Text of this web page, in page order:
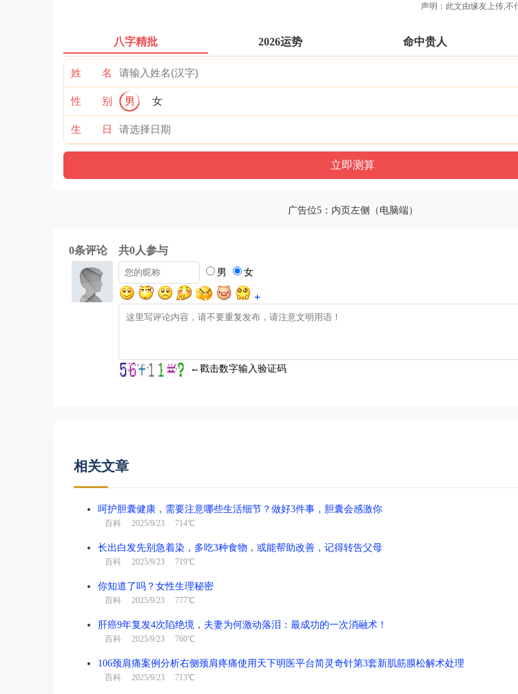
声明：此文由缘友 上传,
八字精批 2026运势 命中贵人
姓 名
性 别 男 女
生 日
广告位5：内页左侧（电脑端）
相关文章
呵护胆囊健康，需要注意哪些生活细节？做好3件事，胆囊会感激你
百科 2025/9/23 714℃
长出白发先别急着染，多吃3种食物，或能帮助改善，记得转告父母
百科 2025/9/23 719℃
你知道了吗？女性生理秘密
百科 2025/9/23 777℃
肝癌9年复发4次陷绝境，夫妻为何激动落泪：最成功的一次消融术！
百科 2025/9/23 760℃
106颈肩痛案例分析右侧颈肩疼痛使用天下明医平台简灵奇针第3套新肌筋膜松解术处理
百科 2025/9/23 713℃